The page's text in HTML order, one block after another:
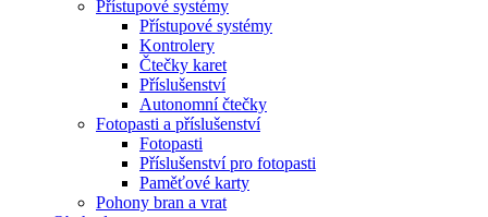
Přístupové systémy
Přístupové systémy
Kontrolery
Čtečky karet
Příslušenství
Autonomní čtečky
Fotopasti a příslušenství
Fotopasti
Příslušenství pro fotopasti
Paměťové karty
Pohony bran a vrat